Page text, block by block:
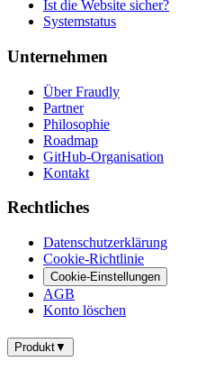
Ist die Website sicher?
Systemstatus
Unternehmen
Über Fraudly
Partner
Philosophie
Roadmap
GitHub-Organisation
Kontakt
Rechtliches
Datenschutzerklärung
Cookie-Richtlinie
Cookie-Einstellungen
AGB
Konto löschen
Produkt▼